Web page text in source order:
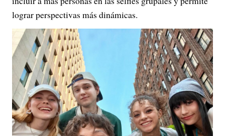
lograr perspectivas más dinámicas.